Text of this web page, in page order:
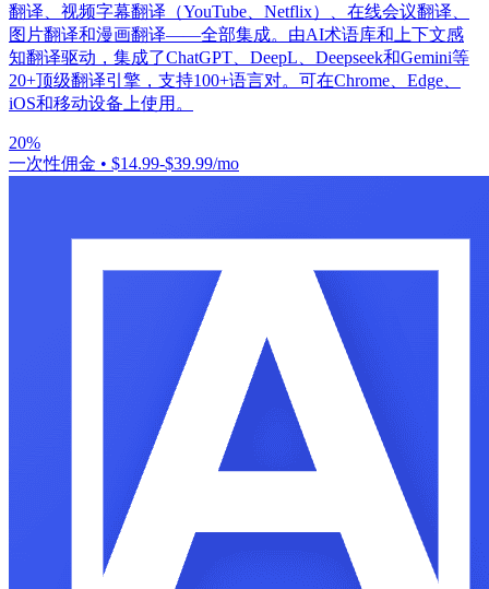
翻译、视频字幕翻译（YouTube、Netflix）、在线会议翻译、
图片翻译和漫画翻译——全部集成。由AI术语库和上下文感
知翻译驱动，集成了ChatGPT、DeepL、Deepseek和Gemini等
20+顶级翻译引擎，支持100+语言对。可在Chrome、Edge、
iOS和移动设备上使用。
20%
一次性佣金 • $14.99-$39.99/mo